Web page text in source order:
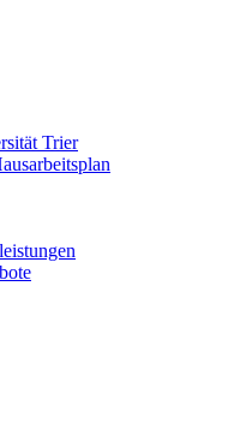
Trier